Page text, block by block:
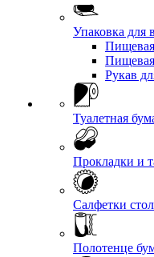
Упаковка для
Рукав
Туалетная
Прокладки и
Салфетки
Полотенце